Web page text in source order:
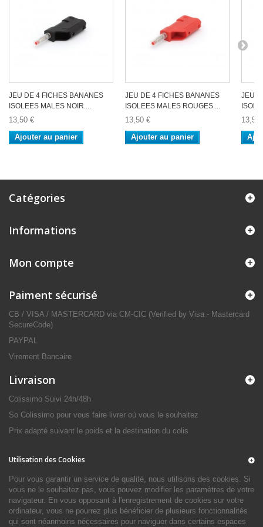
JEU DE 4 FICHES BANANES
ISOLEES MALES NOIR....
13,50 €
Ajouter au panier
JEU DE 4 FICHES BANANES
ISOLEES MALES ROUGES....
13,50 €
Ajouter au panier
JEU
13,50
Catégories
Informations
Mon compte
Paiment sécurisé
CB / VISA / MASTERCARD via CM-CIC (Verified by Visa - Mastercard
SecureCode)
PAYPAL
Virement Bancaire
Livraison
Colissimo Suivi 24h/48h
So Colissimo pour vous faire livrer où vous le souhaitez
Prix adapté suivant le poids et la destination du colis
Utilisation des Cookies
Pour vous garantir un service de qualité, nous utilisons des cookies. Si
vous ne le souhaitez pas, vous pouvez modifier les paramètres de votre
navigateur. En vous opposant à l'enregistrement de cookies sur votre
ordinateur, vous ne pourrez plus bénéficier de plusieurs fonctionnalités
qui sont néanmoins nécessaires pour naviguer dans certains espaces